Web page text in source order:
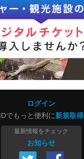
ログイン
IDでもっと便利に新規取得
最新情報をチェック
お知らせ